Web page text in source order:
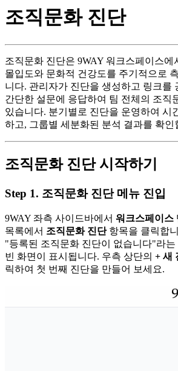
조직문화 진단
조직문화 진단은 9WAY 워크스페이스에
몰입도와 문화적 건강도를 주기적으로
니다. 관리자가 진단을 생성하고 링크를
간단한 설문에 응답하여 팀 전체의 조직
있습니다. 분기별로 진단을 운영하여 시
하고, 그룹별 세분화된 분석 결과를 확인
조직문화 진단 시작하기
Step 1. 조직문화 진단 메뉴 진입
9WAY 좌측 사이드바에서 워크스페이스
목록에서 조직문화 진단항목을 클릭합
"등록된 조직문화 진단이 없습니다"라는
빈 화면이 표시됩니다. 우측 상단의 + 새
릭하여 첫 번째 진단을 만들어 보세요.